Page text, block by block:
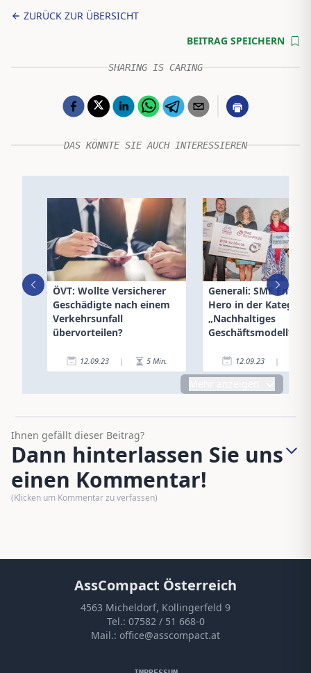
ZURÜCK ZUR ÜBERSICHT
BEITRAG SPEICHERN
SHARING IS CARING
DAS KÖNNTE SIE AUCH INTERESSIEREN
ÖVT: Wollte Versicherer
Geschädigte nach einem
Verkehrsunfall
übervorteilen?
12.09.23 | 5 Min.
Generali: SME
Hero in der Kategorie
„Nachhaltiges
Geschäftsmodell“
12.09.23 |
Ihnen gefällt dieser Beitrag?
Dann hinterlassen Sie uns
einen Kommentar!
(Klicken um Kommentar zu verfassen)
AssCompact Österreich
4563 Micheldorf, Kollingerfeld 9
Tel.: 07582 / 51 668-0
Mail.: office@asscompact.at